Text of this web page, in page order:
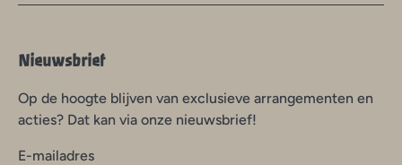
Nieuwsbrief
Op de hoogte blijven van exclusieve arrangementen en
acties? Dat kan via onze nieuwsbrief!
E-mailadres